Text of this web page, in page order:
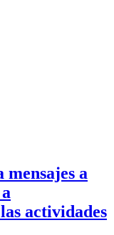
mensajes a
actividades